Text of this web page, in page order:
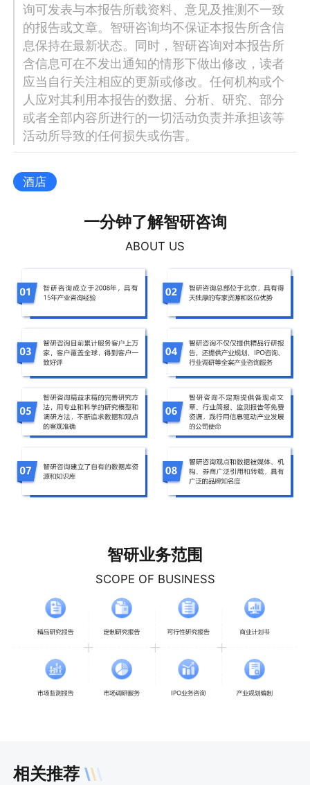
询可发表与本报告所载资料、意见及推测不一致
的报告或文章。智研咨询均不保证本报告所含信
息保持在最新状态。同时，智研咨询对本报告所
含信息可在不发出通知的情形下做出修改，读者
应当自行关注相应的更新或修改。任何机构或个
人应对其利用本报告的数据、分析、研究、部分
或者全部内容所进行的一切活动负责并承担该等
活动所导致的任何损失或伤害。
酒店
一分钟了解智研咨询
ABOUT US
智研业务范围
SCOPE OF BUSINESS
相关推荐